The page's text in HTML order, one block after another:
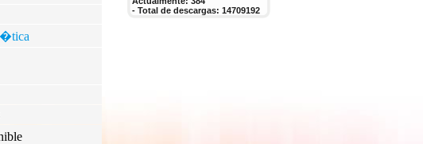
- Total de descargas: 14709192